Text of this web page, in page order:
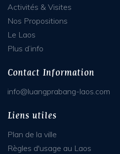
Activités & Visites
Nos Propositions
Le Laos
Plus d’info
Contact Information
info@luangprabang-laos.com
Liens utiles
Plan de la ville
Règles d'usage au Laos